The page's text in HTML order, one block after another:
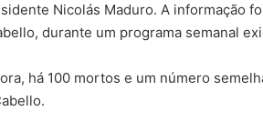
Nicolás Maduro. A informação
durante um programa semanal
há 100 mortos e um número